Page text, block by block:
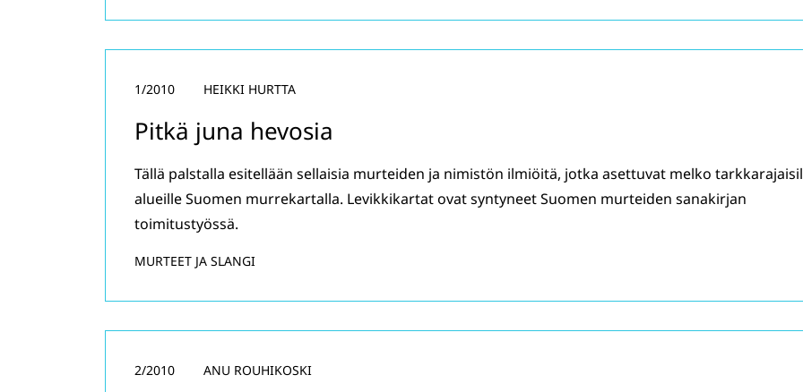
Pitkä juna hevosia
1/2010 HEIKKI HURTTA
Tällä palstalla esitellään sellaisia murteiden ja nimistön ilmiöitä, jotka asettuvat melko
alueille Suomen murrekartalla. Levikkikartat ovat syntyneet Suomen murteiden sanakirjan
toimitustyössä.
MURTEET JA SLANGI
2/2010 ANU ROUHIKOSKI